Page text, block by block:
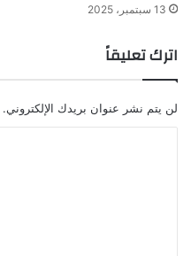
13 سبتمبر، 2025
اترك تعليقاً
لن يتم نشر عنوان بريدك الإلكتروني.